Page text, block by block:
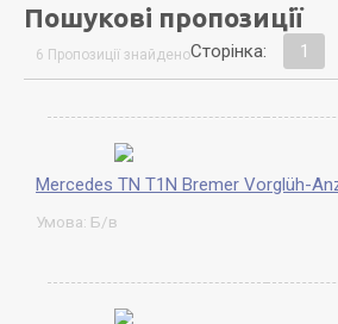
Пошукові пропозиції
6 Пропозиції знайденоСторінка: 1
Умова: Б/в